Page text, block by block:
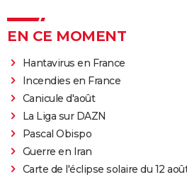
EN CE MOMENT
Hantavirus en France
Incendies en France
Canicule d'août
La Liga sur DAZN
Pascal Obispo
Guerre en Iran
Carte de l'éclipse solaire du 12